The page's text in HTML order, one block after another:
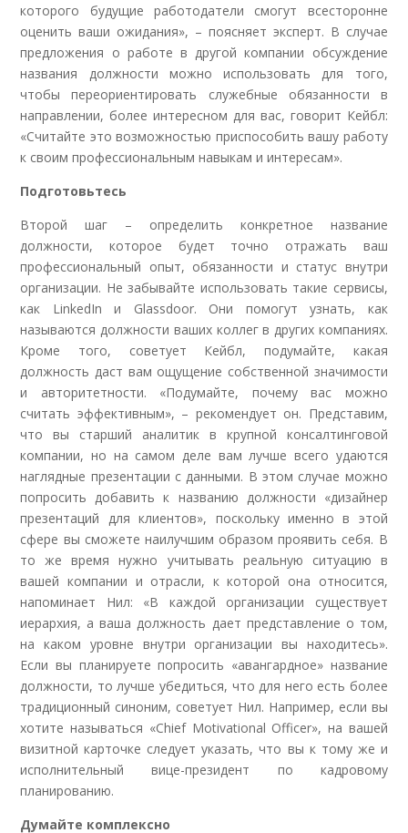
которого будущие работодатели смогут всесторонне
оценить ваши ожидания», – поясняет эксперт. В случае
предложения о работе в другой компании обсуждение
названия должности можно использовать для того,
чтобы переориентировать служебные обязанности в
направлении, более интересном для вас, говорит Кейбл:
«Считайте это возможностью приспособить вашу работу
к своим профессиональным навыкам и интересам».
Подготовьтесь
Второй шаг – определить конкретное название
должности, которое будет точно отражать ваш
профессиональный опыт, обязанности и статус внутри
организации. Не забывайте использовать такие сервисы,
как LinkedIn и Glassdoor. Они помогут узнать, как
называются должности ваших коллег в других компаниях.
Кроме того, советует Кейбл, подумайте, какая
должность даст вам ощущение собственной значимости
и авторитетности. «Подумайте, почему вас можно
считать эффективным», – рекомендует он. Представим,
что вы старший аналитик в крупной консалтинговой
компании, но на самом деле вам лучше всего удаются
наглядные презентации с данными. В этом случае можно
попросить добавить к названию должности «дизайнер
презентаций для клиентов», поскольку именно в этой
сфере вы сможете наилучшим образом проявить себя. В
то же время нужно учитывать реальную ситуацию в
вашей компании и отрасли, к которой она относится,
напоминает Нил: «В каждой организации существует
иерархия, а ваша должность дает представление о том,
на каком уровне внутри организации вы находитесь».
Если вы планируете попросить «авангардное» название
должности, то лучше убедиться, что для него есть более
традиционный синоним, советует Нил. Например, если вы
хотите называться «Chief Motivational Officer», на вашей
визитной карточке следует указать, что вы к тому же и
исполнительный вице-президент по кадровому
планированию.
Думайте комплексно